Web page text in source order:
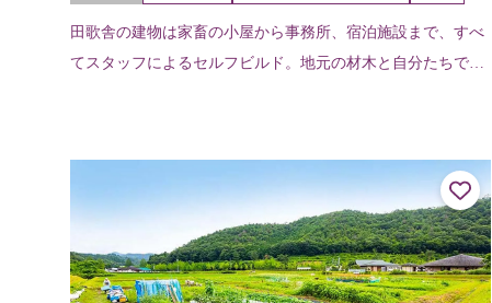
田歌舎の建物は家畜の小屋から事務所、宿泊施設まで、すべ
てスタッフによるセルフビルド。地元の材木と自分たちで伐